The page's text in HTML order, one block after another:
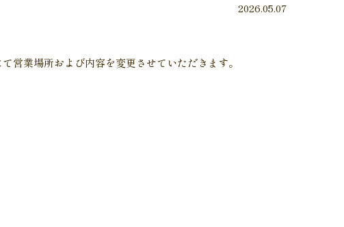
2026.05.07
営業場所および内容を変更させていただきます。